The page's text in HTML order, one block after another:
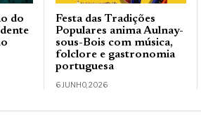
do
Festa das Tradições
Populares anima Aulnay-
sous-Bois com música,
folclore e gastronomia
portuguesa
6 JUNHO, 2026